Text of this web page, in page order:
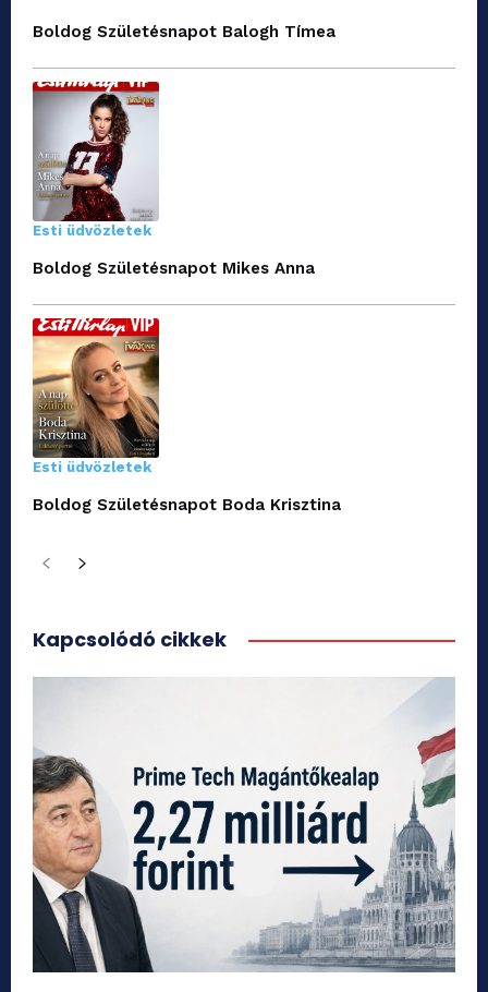
Boldog Születésnapot Balogh Tímea
Esti üdvözletek
Boldog Születésnapot Mikes Anna
Esti üdvözletek
Boldog Születésnapot Boda Krisztina
Kapcsolódó cikkek